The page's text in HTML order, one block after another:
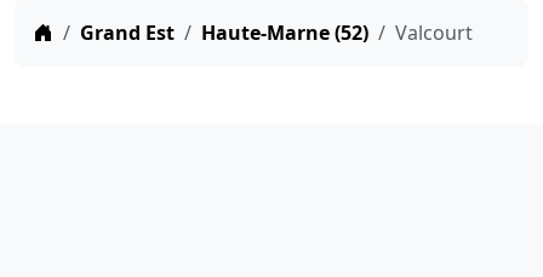
Grand Est Haute-Marne (52) Valcourt